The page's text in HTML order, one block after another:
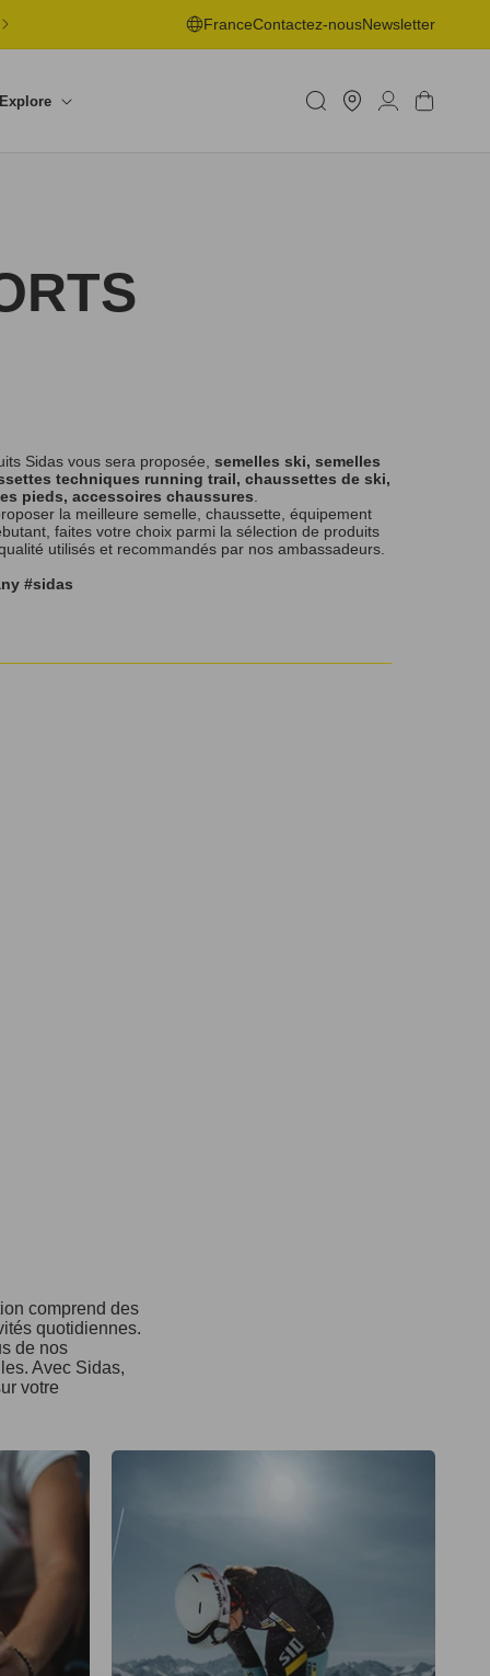
LIVRAISON OFFERTE EN POINT DE RETRAIT DÈS 50€ -
RETOURS SOUS 30J
FranceContactez-nousNewsletter
Explore
un
shop
ConnexionPanier
Sidas vous sera proposée, semelles ski, semelles
techniques running trail, chaussettes de ski,
pieds, accessoires chaussures
la meilleure semelle, chaussette, équipement
faites votre choix parmi la sélection de produits
utilisés et recommandés par nos ambassadeurs.
#sidas
comprend des
quotidiennes.
de nos
Avec Sidas,
votre